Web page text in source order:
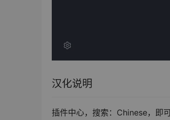
汉化说明
插件中心，搜索：Chinese，